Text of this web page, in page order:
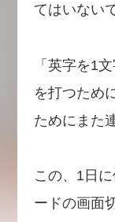
てはいない
「英字を1
を打つため
ためにまた
この、1日
ードの画面